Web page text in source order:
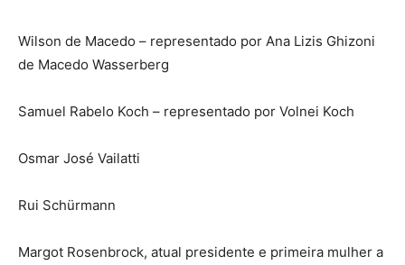
Wilson de Macedo – representado por Ana Lizis Ghizoni
de Macedo Wasserberg
Samuel Rabelo Koch – representado por Volnei Koch
Osmar José Vailatti
Rui Schürmann
Margot Rosenbrock, atual presidente e primeira mulher a